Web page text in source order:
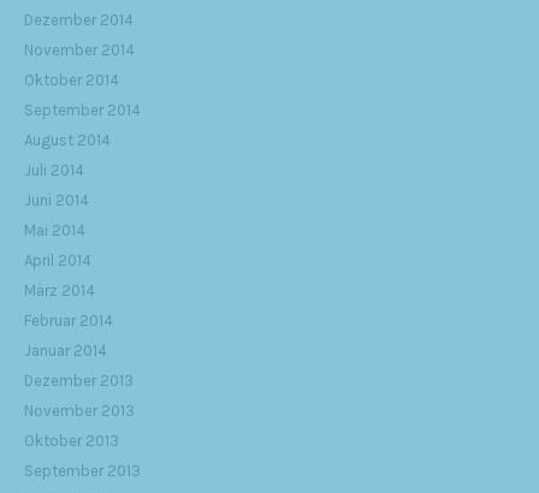
Dezember 2014
November 2014
Oktober 2014
September 2014
August 2014
Juli 2014
Juni 2014
Mai 2014
April 2014
März 2014
Februar 2014
Januar 2014
Dezember 2013
November 2013
Oktober 2013
September 2013